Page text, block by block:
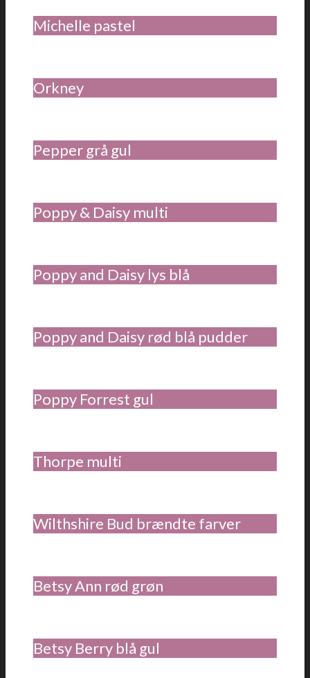
Michelle pastel
Orkney
Pepper grå gul
Poppy & Daisy multi
Poppy and Daisy lys blå
Poppy and Daisy rød blå pudder
Poppy Forrest gul
Thorpe multi
Wilthshire Bud brændte farver
Betsy Ann rød grøn
Betsy Berry blå gul